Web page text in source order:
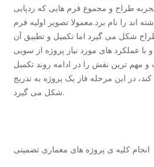
طراح و مجموع فرم هایی که ردپایی
اند را نام برد.معمولا تصویر اولیه فرم
شکل می گیرد اما تکمیل و تطبیق آن
با عملکرد های مورد نیاز پروژه از سویی
مهم ترین نقش را در ادامه روند تکمیل
در این مرحله فاز یک پروژه به تدریج
شکل می گیرد.
انجام کلیه ی پروژه های معماری تضمینی